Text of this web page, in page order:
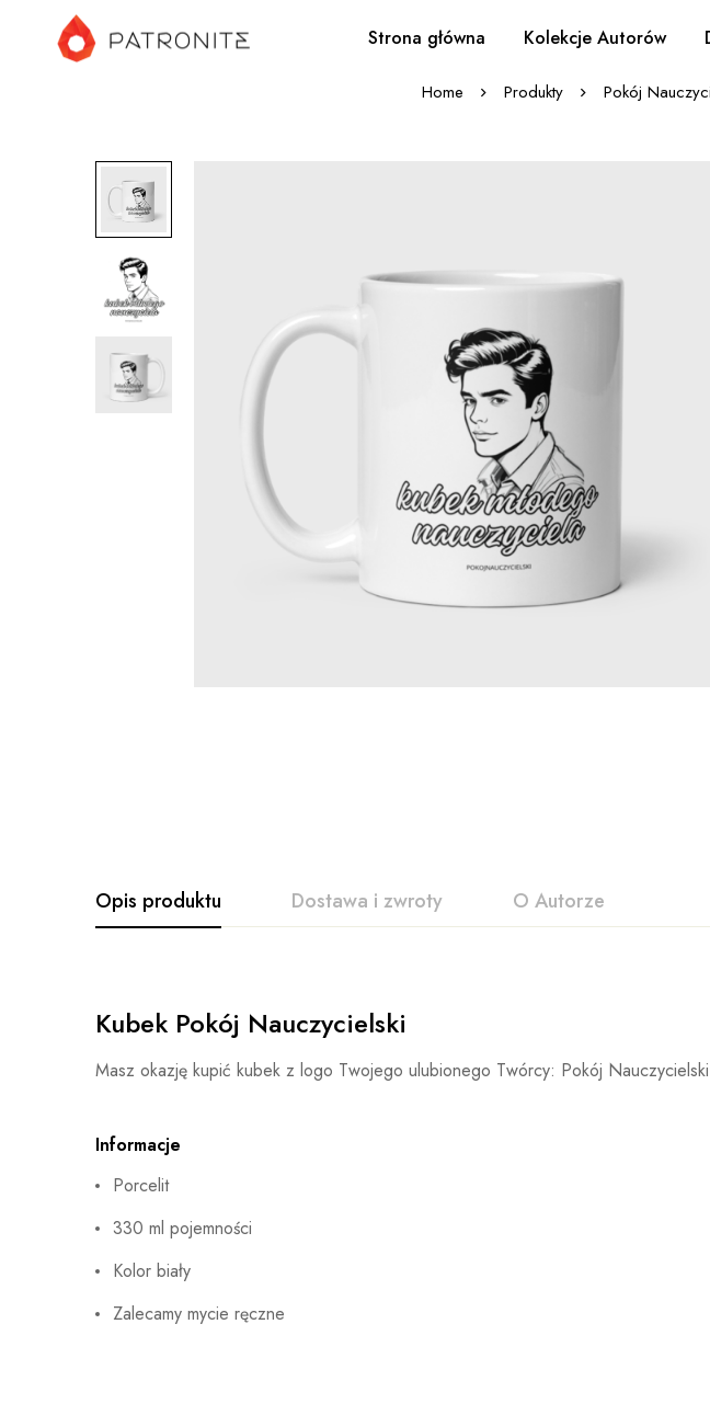
Strona główna Kolekcje Autorów
Home Produkty Pokój
Opis produktu Dostawa i zwroty O Autorze
Kubek Pokój Nauczycielski
Masz okazję kupić kubek z logo Twojego ulubionego Twórcy: Pokój Nauczycielski
Informacje
Porcelit
330 ml pojemności
Kolor biały
Zalecamy mycie ręczne